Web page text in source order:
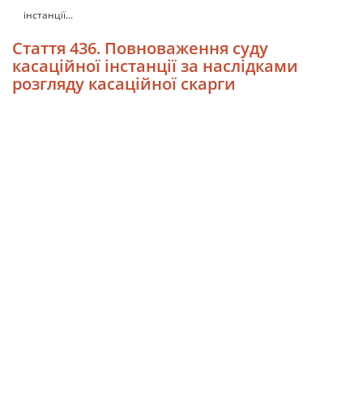
інстанції...
Стаття 436. Повноваження суду
касаційної інстанції за наслідками
розгляду касаційної скарги